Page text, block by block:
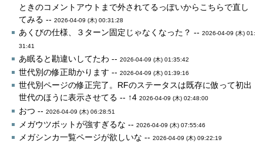
ときのコメントアウトまで外されてるっぽいからこちらで直し
てみる --2026-04-09 (木) 00:31:28
あくびの仕様、３ターン固定じゃなくなった？ --2026-04-09 (木) 01:
31:41
あ眠ると勘違いしてたわ --2026-04-09 (木) 01:35:42
世代別の修正助かります --2026-04-09 (木) 01:39:16
世代別ページの修正完了。RFのステータスは既存に倣って初出
世代のほうに表示させてる -- ↑42026-04-09 (木) 02:48:00
おつ --2026-04-09 (木) 06:28:51
メガウツボットが強すぎるな --2026-04-09 (木) 07:55:46
メガシンカ一覧ページが欲しいな --2026-04-09 (木) 09:22:19